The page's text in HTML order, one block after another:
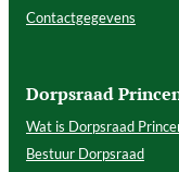
Contactgegevens
Dorpsraad
Wat is Dorpsraad
Bestuur Dorpsraad